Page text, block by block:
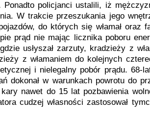
policjanci ustalili, iż
W trakcie przeszukania jego
do których się włamał oraz
prąd nie mając licznika poboru
usłyszał zarzuty, kradzieży z
z włamaniem do kolejnych
i nielegalny pobór prądu. 68-
dokonał w warunkach powrotu do
nawet do 15 lat pozbawienia
cudzej własności zastosował